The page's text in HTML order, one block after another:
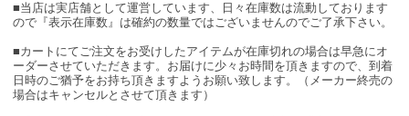
■当店は実店舗として運営しています、日々在庫数は流動しております
ので『表示在庫数』は確約の数量ではございませんのでご了承下さい。
■カートにてご注文をお受けしたアイテムが在庫切れの場合は早急にオ
ーダーさせていただきます。お届けに少々お時間を頂きますので、到着
日時のご猶予をお持ち頂きますようお願い致します。（メーカー終売の
場合はキャンセルとさせて頂きます）